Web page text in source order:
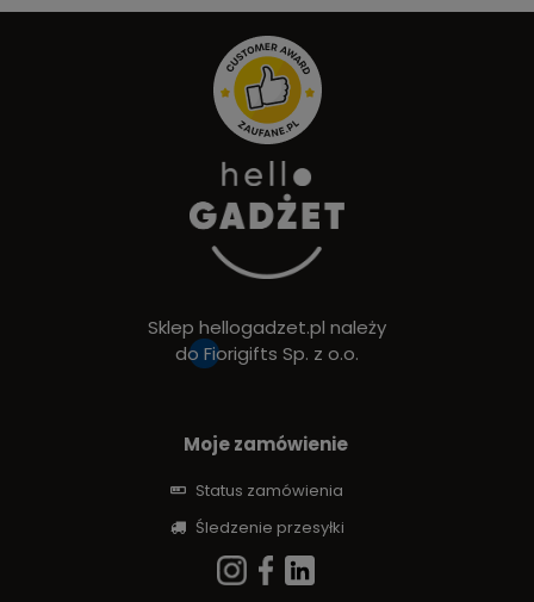
Sklep hellogadzet.pl należy
do Fiorigifts Sp. z o.o.
Moje zamówienie
Status zamówienia
Śledzenie przesyłki